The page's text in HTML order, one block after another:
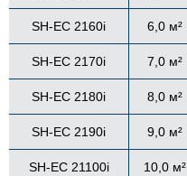
SH-EC 2160i 6,0 м²
SH-EC 2170i 7,0 м²
SH-EC 2180i 8,0 м²
SH-EC 2190i 9,0 м²
SH-EC 21100i 10,0 м²